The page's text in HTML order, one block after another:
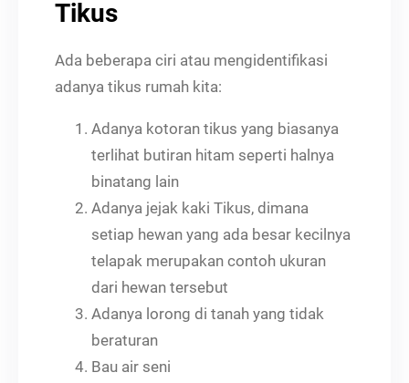
Tikus
Ada beberapa ciri atau mengidentifikasi
adanya tikus rumah kita:
Adanya kotoran tikus yang biasanya
terlihat butiran hitam seperti halnya
binatang lain
Adanya jejak kaki Tikus, dimana
setiap hewan yang ada besar kecilnya
telapak merupakan contoh ukuran
dari hewan tersebut
Adanya lorong di tanah yang tidak
beraturan
Bau air seni